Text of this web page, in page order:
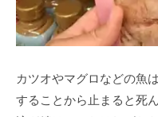
カツオやマグロなどの魚
することから止まると死